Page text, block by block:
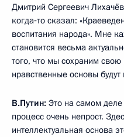
Дмитрий Сергеевич
когда‑то сказал:
воспитания народа». Мне
становится весьма
того, что мы сохраним
нравственные основы
В.Путин: Это на самом деле
процесс очень непрост.
интеллектуальная основа